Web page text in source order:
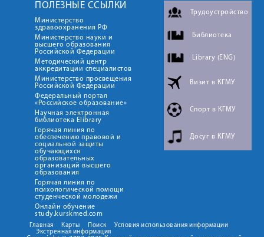
ПОЛЕЗНЫЕ ССЫЛКИ
Министерство
здравоохранения РФ
Министерство науки и
высшего образования
Российской Федерации
Методический центр
аккредитации специалистов
Министерство просвещения
Российской Федерации
Федеральный портал
«Российское образование»
Научная электронная
библиотека Elibrary
Горячая линия по
обеспечению правовой и
социальной защиты
обучающихся
образовательных
организаций высшего
образования
Горячая линия по
психологической помощи
студенческой молодежи
Онлайн обучение
study.kurskmed.com
Трудоустройство
Библиотека
Library (ENG)
Визит в КГМУ
Спорт в КГМУ
Досуг в КГМУ
Главная Карты Поиск
Условия использования информации
Экстренная информация